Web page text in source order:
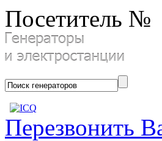
Посетитель №
Перезвонить